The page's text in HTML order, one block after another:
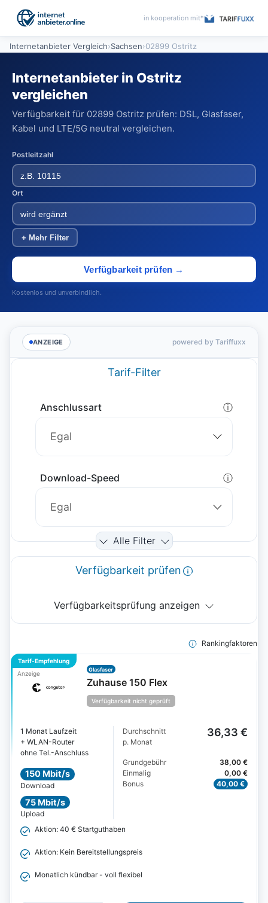
in kooperation mit*
Internetanbieter Vergleich›Sachsen›02899 Ostritz
Internetanbieter in Ostritz
vergleichen
Verfügbarkeit für 02899 Ostritz prüfen: DSL, Glasfaser,
Kabel und LTE/5G neutral vergleichen.
Postleitzahl
Ort
+ Mehr Filter
Verfügbarkeit prüfen →
Kostenlos und unverbindlich.
ANZEIGE powered by Tariffuxx